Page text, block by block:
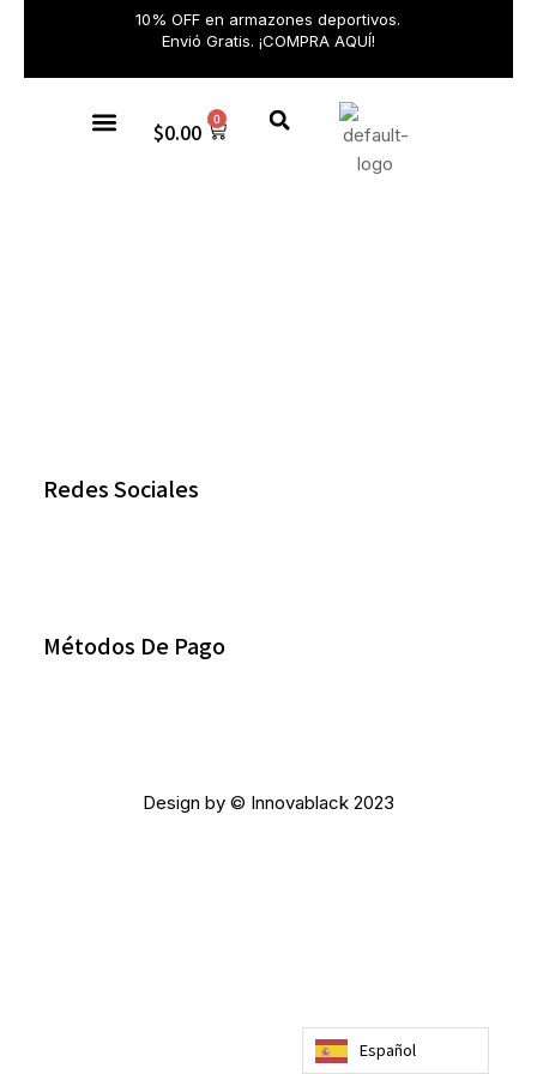
10% OFF en armazones deportivos.
Envió Gratis. ¡COMPRA AQUÍ!
$0.00 0
Redes Sociales
Métodos De Pago
Design by © Innovablack 2023
Español